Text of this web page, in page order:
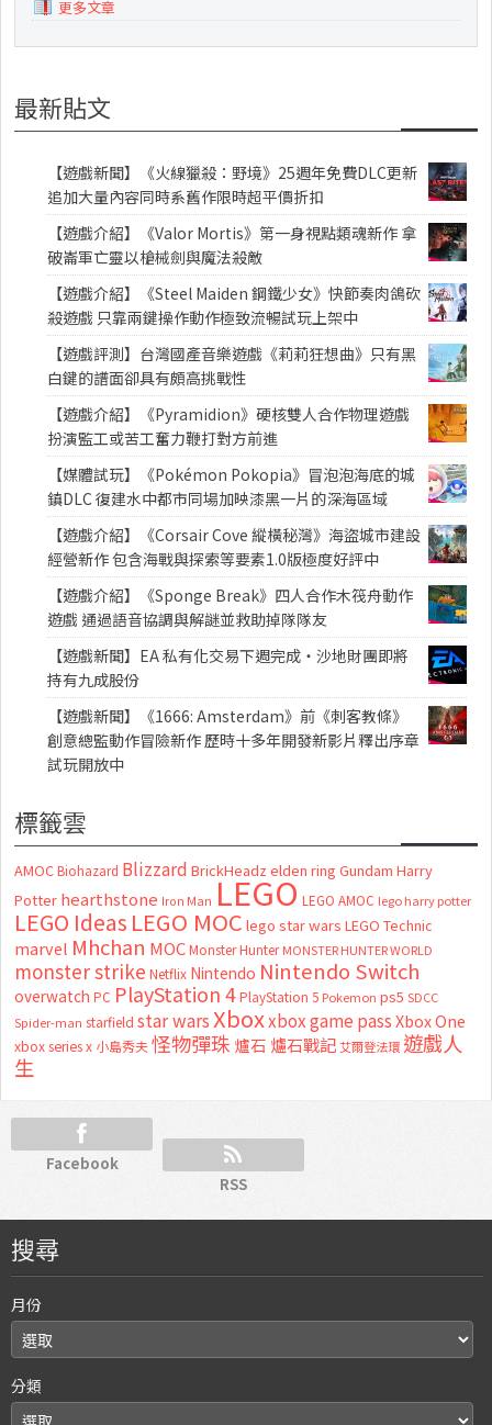
更多文章
最新貼文
【遊戲新聞】《火線獵殺：野境》25週年免費DLC更新
追加大量內容同時系舊作限時超平價折扣
【遊戲介紹】《Valor Mortis》第一身視點類魂新作 拿
破崙軍亡靈以槍械劍與魔法殺敵
【遊戲介紹】《Steel Maiden 鋼鐵少女》快節奏肉鴿砍
殺遊戲 只靠兩鍵操作動作極致流暢試玩上架中
【遊戲評測】台灣國產音樂遊戲《莉莉狂想曲》只有黑
白鍵的譜面卻具有頗高挑戰性
【遊戲介紹】《Pyramidion》硬核雙人合作物理遊戲
扮演監工或苦工奮力鞭打對方前進
【媒體試玩】《Pokémon Pokopia》冒泡泡海底的城
鎮DLC 復建水中都市同場加映漆黑一片的深海區域
【遊戲介紹】《Corsair Cove 縱橫秘灣》海盜城市建設
經營新作 包含海戰與探索等要素1.0版極度好評中
【遊戲介紹】《Sponge Break》四人合作木筏舟動作
遊戲 通過語音協調與解謎並救助掉隊隊友
【遊戲新聞】EA 私有化交易下週完成・沙地財團即將
持有九成股份
【遊戲新聞】《1666: Amsterdam》前《刺客教條》
創意總監動作冒險新作 歷時十多年開發新影片釋出序章
試玩開放中
標籤雲
AMOC Biohazard Blizzard BrickHeadz elden ring Gundam Harry
Potter hearthstone Iron Man LEGO LEGO AMOC lego harry potter
LEGO Ideas LEGO MOC lego star wars LEGO Technic
marvel Mhchan MOC Monster Hunter MONSTER HUNTER WORLD
monster strike Netflix Nintendo Nintendo Switch
overwatch PC PlayStation 4 PlayStation 5 Pokemon ps5 SDCC
Spider-man starfield star wars Xboxxbox game passXbox One
xbox series x 小島秀夫怪物彈珠 爐石 爐石戰記艾爾登法環 遊戲人
生
Facebook
RSS
搜尋
月份
分類